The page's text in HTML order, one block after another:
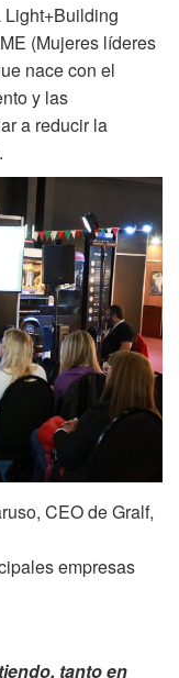
(Mujeres líderes
nace con el
y las
a reducir la
CEO de Gralf,
empresas
tanto en